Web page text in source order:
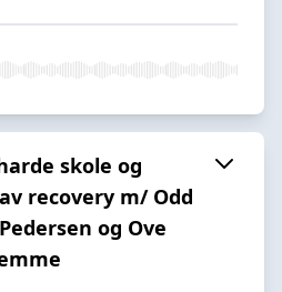
skole og
recovery m/ Odd
og Ove